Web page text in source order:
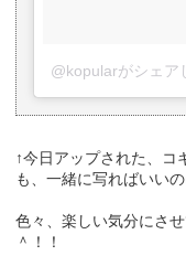
@kopularがシェア
↑今日アップされた、コ
も、一緒に写ればいい
色々、楽しい気分にさ
＾！！